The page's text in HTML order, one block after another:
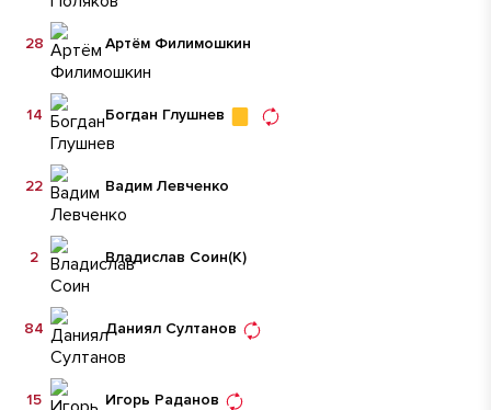
Артём Филимошкин
28
Богдан Глушнев
14
Вадим Левченко
22
Владислав Соин(К)
2
Даниял Султанов
84
Игорь Раданов
15